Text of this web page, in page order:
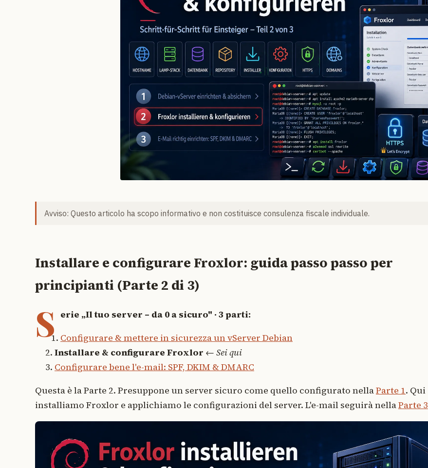
Avviso: Questo articolo ha scopo informativo e non costituisce consulenza fiscale individuale.
Installare e configurare Froxlor: guida passo passo per
principianti (Parte 2 di 3)
S erie „Il tuo server – da 0 a sicuro" · 3 parti:
Configurare & mettere in sicurezza un vServer Debian
Installare & configurare Froxlor ← Sei qui
Configurare bene l'e-mail: SPF, DKIM & DMARC
Questa è la Parte 2. Presuppone un server sicuro come quello configurato nellaParte 1. Qui
installiamo Froxlor e applichiamo le configurazioni del server. L'e-mail seguirà nellaParte 3